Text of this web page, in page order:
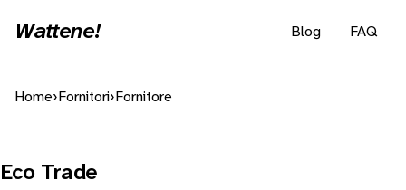
Wattene! Blog FAQ
Home› Fornitori› Fornitore
Eco Trade